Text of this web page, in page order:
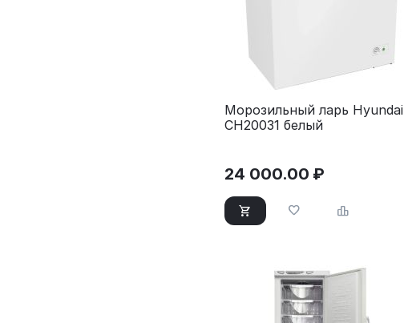
Морозильный ларь Hyundai
CH20031 белый
24 000.00 ₽